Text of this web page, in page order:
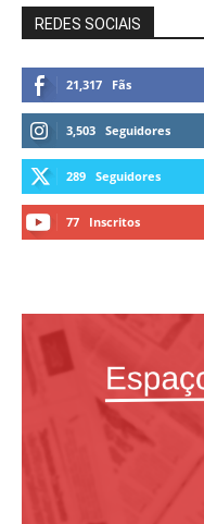
REDES SOCIAIS
21,317 Fãs
3,503 Seguidores
289 Seguidores
77 Inscritos